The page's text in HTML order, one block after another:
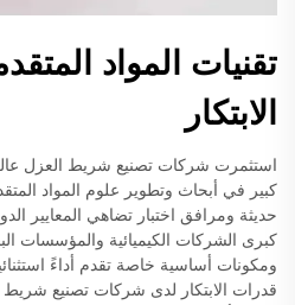
تقنيات المواد
الابتكار
استثمرت شركات تصنيع شريط العزل
كبير في أبحاث وتطوير علوم المواد
حديثة ومرافق اختبار تضاهي المعايير
كبرى الشركات الكيميائية والمؤسسات
ومكونات أساسية خاصة تقدم أداءً
قدرات الابتكار لدى شركات تصنيع